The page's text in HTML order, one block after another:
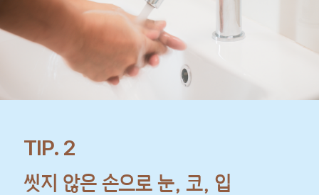
TIP. 2
씻지 않은 손으로 눈, 코, 입